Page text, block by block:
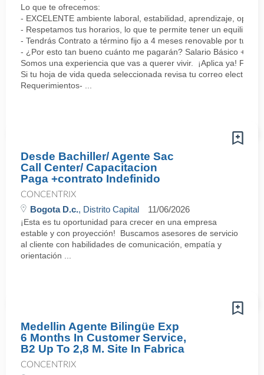
Lo que te ofrecemos:
- EXCELENTE ambiente laboral, estabilidad, aprendizaje,
- Respetamos tus horarios, lo que te permite tener un equilibrio
- Tendrás Contrato a término fijo a 4 meses renovable por tu
- ¿Por esto tan bueno cuánto me pagarán? Salario Básico +
Somos una experiencia que vas a querer vivir. ¡Aplica ya!
Si tu hoja de vida queda seleccionada revisa tu correo
Requerimientos- ...
Desde Bachiller/ Agente Sac
Call Center/ Capacitacion
Paga +contrato Indefinido
CONCENTRIX
Bogota D.c., Distrito Capital 11/06/2026
¡Esta es tu oportunidad para crecer en una empresa
estable y con proyección! Buscamos asesores de servicio
al cliente con habilidades de comunicación, empatía y
orientación ...
Medellin Agente Bilingüe Exp
6 Months In Customer Service,
B2 Up To 2,8 M. Site In Fabrica
CONCENTRIX